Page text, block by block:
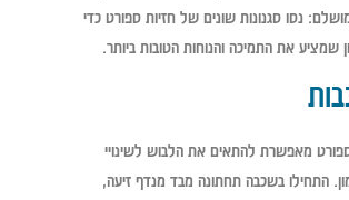
נסו סגנונות שונים של חזיות ספורט כדי
שמציע את התמיכה והנוחות הטובות ביותר.
מאפשרת להתאים את הלבוש לשינויי
התחילו בשכבה תחתונה מבד מנדף זיעה,